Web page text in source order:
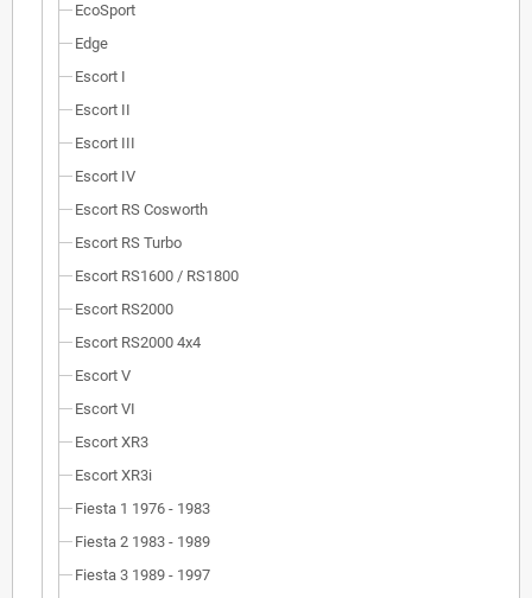
EcoSport
Edge
Escort I
Escort II
Escort III
Escort IV
Escort RS Cosworth
Escort RS Turbo
Escort RS1600 / RS1800
Escort RS2000
Escort RS2000 4x4
Escort V
Escort VI
Escort XR3
Escort XR3i
Fiesta 1 1976 - 1983
Fiesta 2 1983 - 1989
Fiesta 3 1989 - 1997